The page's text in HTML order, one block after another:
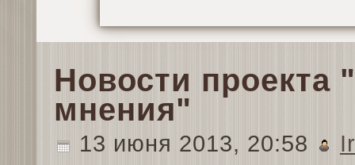
Новости проекта
мнения"
13 июня 2013, 20:58